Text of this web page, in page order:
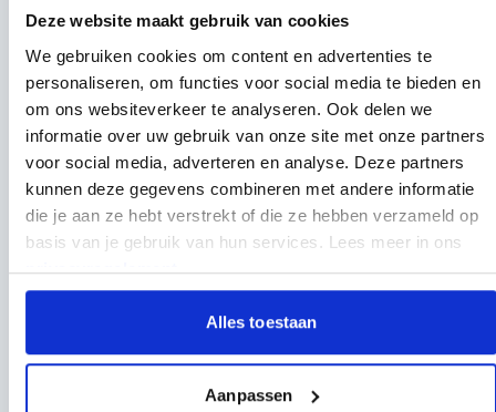
Deze website maakt gebruik van cookies
We gebruiken cookies om content en advertenties te
personaliseren, om functies voor social media te bieden en
om ons websiteverkeer te analyseren. Ook delen we
informatie over uw gebruik van onze site met onze partners
voor social media, adverteren en analyse. Deze partners
kunnen deze gegevens combineren met andere informatie
die je aan ze hebt verstrekt of die ze hebben verzameld op
basis van je gebruik van hun services. Lees meer in ons
privacyregelement.
Alles toestaan
Aanpassen
Anderen kochten ook
Druk om carrousel over te slaan
Afvalcontainer 4 wiel 1100 liter Grijs - Voor DIN-